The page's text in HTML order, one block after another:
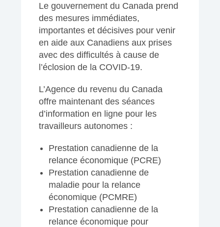
Le gouvernement du Canada prend
des mesures immédiates,
importantes et décisives pour venir
en aide aux Canadiens aux prises
avec des difficultés à cause de
l’éclosion de la COVID-19.
L’Agence du revenu du Canada
offre maintenant des séances
d’information en ligne pour les
travailleurs autonomes :
Prestation canadienne de la
relance économique (PCRE)
Prestation canadienne de
maladie pour la relance
économique (PCMRE)
Prestation canadienne de la
relance économique pour